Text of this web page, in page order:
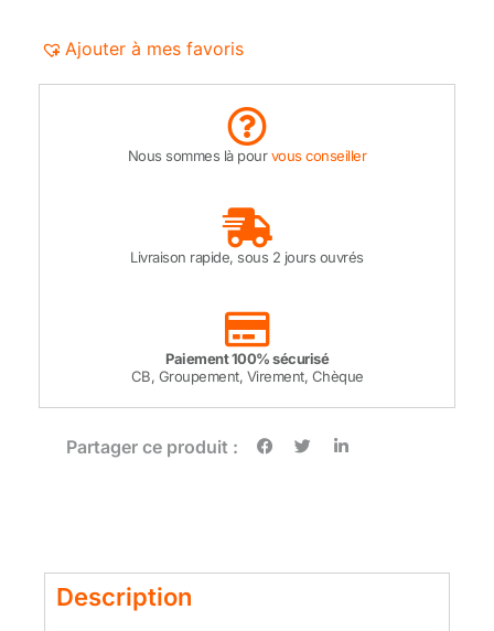
Ajouter à mes favoris
Nous sommes là pourvous conseiller
Livraison rapide, sous 2 jours ouvrés
Paiement 100% sécurisé
CB, Groupement, Virement, Chèque
Partager ce produit :
Description